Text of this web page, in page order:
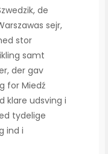
de
sejr,
stor
samt
der gav
for Miedź
klare udsving i
tydelige
ind i